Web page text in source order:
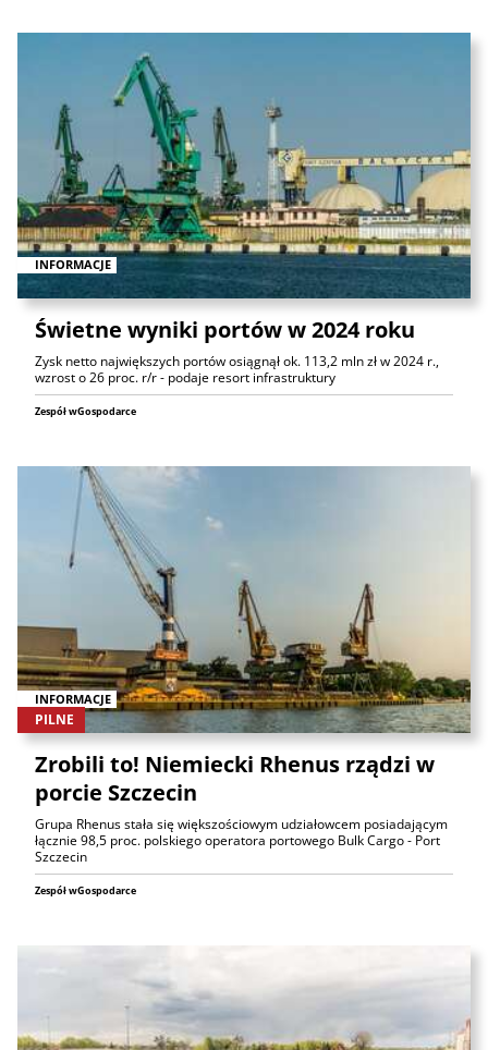
INFORMACJE
Świetne wyniki portów w 2024 roku
Zysk netto największych portów osiągnął ok. 113,2 mln zł w 2024 r.,
wzrost o 26 proc. r/r - podaje resort infrastruktury
Zespół wGospodarce
INFORMACJE
PILNE
Zrobili to! Niemiecki Rhenus rządzi w
porcie Szczecin
Grupa Rhenus stała się większościowym udziałowcem posiadającym
łącznie 98,5 proc. polskiego operatora portowego Bulk Cargo - Port
Szczecin
Zespół wGospodarce